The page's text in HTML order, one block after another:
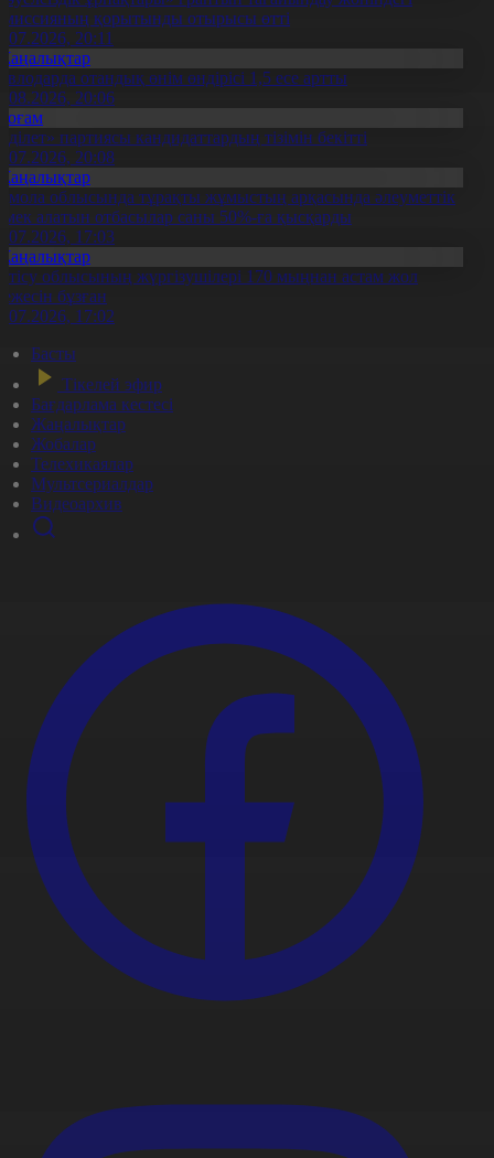
қорытынды отырысы өтті
20:11
отандық өнім өндірісі 1,5 есе артты
20:06
партиясы кандидаттардың тізімін бекітті
20:08
облысында тұрақты жұмыстың арқасында әлеуметтік
алатын отбасылар саны 50%-ға қысқарды
17:03
облысының жүргізушілері 170 мыңнан астам жол
бұзған
17:02
Басты
Тікелей эфир
Бағдарлама кестесі
Жаңалықтар
Жобалар
Телехикаялар
Мультсериалдар
Видеоархив